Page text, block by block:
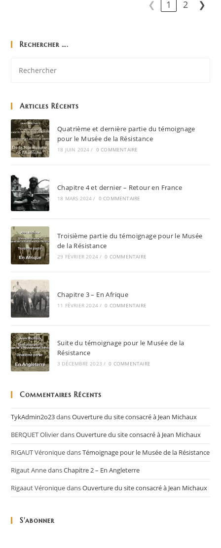
❮ 1 2 ❯
Rechercher ….
Articles Récents
Quatrième et dernière partie du témoignage
pour le Musée de la Résistance
18 JUIN 2024 / 0 COMMENTAIRE
Chapitre 4 et dernier – Retour en France
18 MARS 2024 / 0 COMMENTAIRE
Troisième partie du témoignage pour le Musée
de la Résistance
29 FÉVRIER 2024 / 0 COMMENTAIRE
Chapitre 3 – En Afrique
11 FÉVRIER 2024 / 0 COMMENTAIRE
Suite du témoignage pour le Musée de la
Résistance
3 DÉCEMBRE 2023 / 0 COMMENTAIRE
Commentaires Récents
TykAdmin2o23dansOuverture du site consacré à Jean Michaux
BERQUET OlivierdansOuverture du site consacré à Jean Michaux
RIGAUT VéroniquedansTémoignage pour le Musée de la Résistance
Rigaut AnnedansChapitre 2 – En Angleterre
Rigaaut VéroniquedansOuverture du site consacré à Jean Michaux
S'abonner